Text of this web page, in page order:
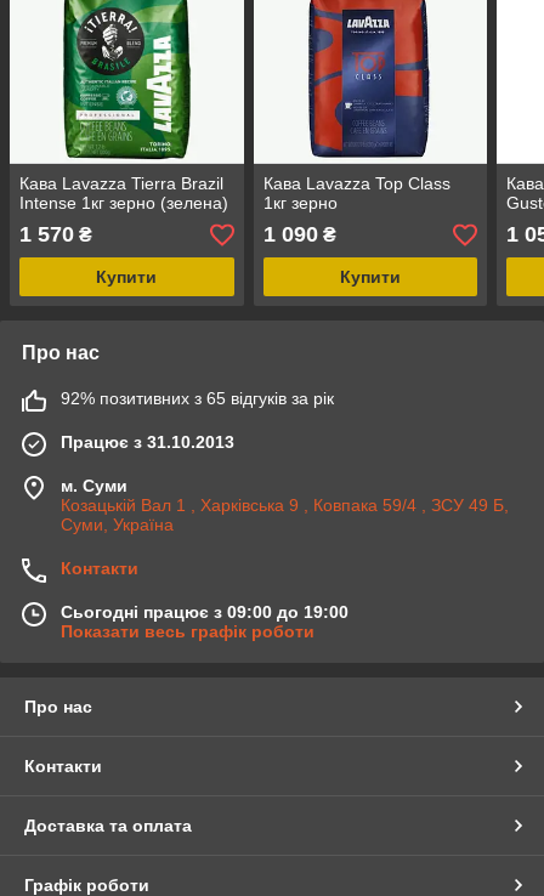
Кава Lavazza Tierra Brazil
Intense 1кг зерно (зелена)
1 570 ₴
Купити
Кава Lavazza Top Class
1кг зерно
1 090₴
Купити
1
Про нас
92% позитивних з 65 відгуків за рік
Працює з 31.10.2013
м. Суми
Козацькій Вал 1 , Харківська 9 , Ковпака 59/4 , ЗСУ 49 Б,
Суми, Україна
Контакти
Сьогодні працює з 09:00 до 19:00
Показати весь графік роботи
Про нас
Контакти
Доставка та оплата
Графік роботи